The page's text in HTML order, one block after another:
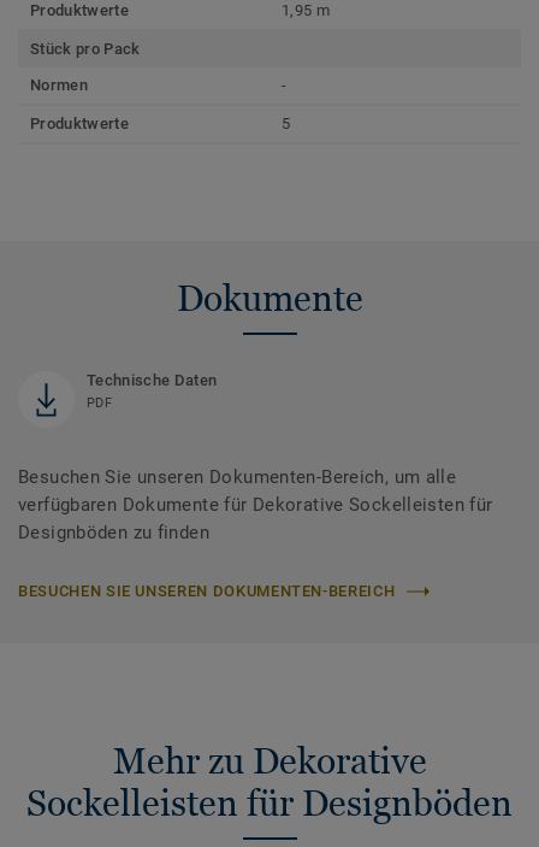
Produktwerte 1,95 m
Stück pro Pack
Normen
-
Produktwerte 5
Dokumente
Technische Daten
PDF
Besuchen Sie unseren Dokumenten-Bereich, um alle
verfügbaren Dokumente für Dekorative Sockelleisten für
Designböden zu finden
BESUCHEN SIE UNSEREN DOKUMENTEN-BEREICH
Mehr zu Dekorative
Sockelleisten für Designböden